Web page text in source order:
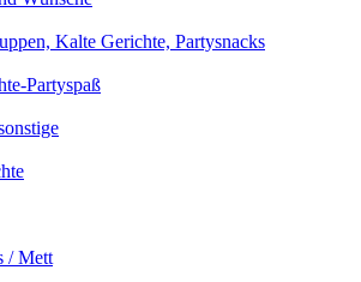
Kalte Gerichte, Partysnacks
Partyspaß
/ Mett